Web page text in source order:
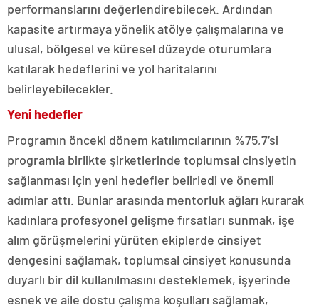
performanslarını değerlendirebilecek. Ardından
kapasite artırmaya yönelik atölye çalışmalarına ve
ulusal, bölgesel ve küresel düzeyde oturumlara
katılarak hedeflerini ve yol haritalarını
belirleyebilecekler.
Yeni hedefler
Programın önceki dönem katılımcılarının %75,7’si
programla birlikte şirketlerinde toplumsal cinsiyetin
sağlanması için yeni hedefler belirledi ve önemli
adımlar attı. Bunlar arasında mentorluk ağları kurarak
kadınlara profesyonel gelişme fırsatları sunmak, işe
alım görüşmelerini yürüten ekiplerde cinsiyet
dengesini sağlamak, toplumsal cinsiyet konusunda
duyarlı bir dil kullanılmasını desteklemek, işyerinde
esnek ve aile dostu çalışma koşulları sağlamak,